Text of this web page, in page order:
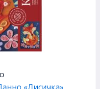
«Лисичка»